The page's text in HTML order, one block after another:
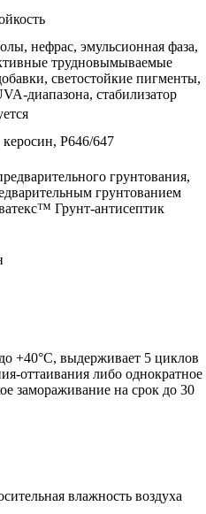
нефрас, эмульсионная фаза,
трудновымываемые
светостойкие пигменты,
диапазона, стабилизатор
керосин, Р646/647
грунтования,
грунтованием
Грунт-антисептик
+40°С, выдерживает 5 циклов
оттаивания либо однократное
замораживание на срок до 30
влажность воздуха